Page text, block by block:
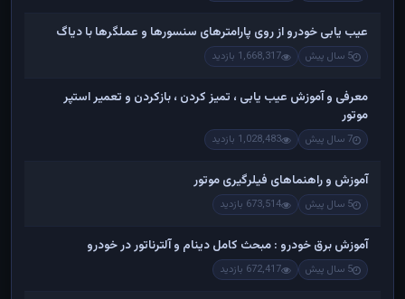
عیب یابی خودرو از روی پارامترهای سنسورها و عملگرها با دیاگ
5 سال پیش 1,668,317 بازدید
معرفی و آموزش عیب یابی ، تمیز کردن ، بازکردن و تعمیر استپر
موتور
7 سال پیش 1,028,483 بازدید
آموزش و راهنماهای فیلرگیری موتور
5 سال پیش 673,514 بازدید
آموزش برق خودرو : مبحث کامل دینام و آلترناتور در خودرو
5 سال پیش 672,417 بازدید